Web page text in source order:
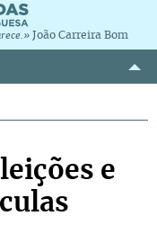
João Carreira Bom
e